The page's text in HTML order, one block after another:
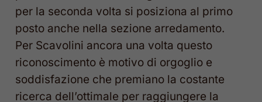
per la seconda volta si posiziona al primo
posto anche nella sezione arredamento.
Per Scavolini ancora una volta questo
riconoscimento è motivo di orgoglio e
soddisfazione che premiano la costante
ricerca dell’ottimale per raggiungere la